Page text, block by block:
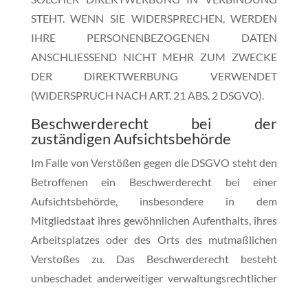
STEHT. WENN SIE WIDERSPRECHEN, WERDEN
IHRE PERSONENBEZOGENEN DATEN
ANSCHLIESSEND NICHT MEHR ZUM ZWECKE
DER DIREKTWERBUNG VERWENDET
(WIDERSPRUCH NACH ART. 21 ABS. 2 DSGVO).
Beschwerde­recht bei der
zuständigen Aufsichts­behörde
Im Falle von Verstößen gegen die DSGVO steht den
Betroffenen ein Beschwerderecht bei einer
Aufsichtsbehörde, insbesondere in dem
Mitgliedstaat ihres gewöhnlichen Aufenthalts, ihres
Arbeitsplatzes oder des Orts des mutmaßlichen
Verstoßes zu. Das Beschwerderecht besteht
unbeschadet anderweitiger verwaltungsrechtlicher